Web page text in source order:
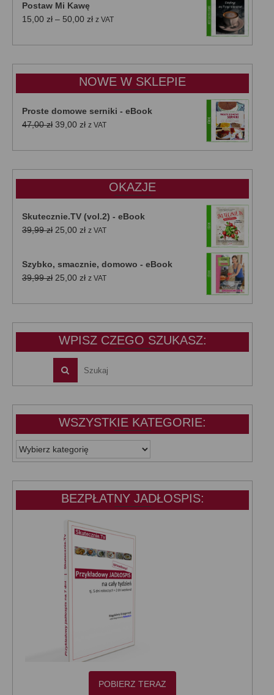
Postaw Mi Kawę
15,00 zł – 50,00 złZakres
od
do
50,00 zł
z VAT
NOWE W SKLEPIE
Proste domowe serniki - eBook
47,00zł Pierwotna
wynosiła:
39,00 złAktualna
wynosi:
z VAT
OKAZJE
Skutecznie.TV (vol.2) - eBook
39,99zł Pierwotna
39,99 zł.
25,00 złAktualna
25,00 zł.
z VAT
Szybko, smacznie, domowo - eBook
39,99zł Pierwotna
wynosiła:
25,00 złAktualna
wynosi:
z VAT
WPISZ CZEGO SZUKASZ:
WSZYSTKIE KATEGORIE:
WSZYSTKIE
KATEGORIE:
BEZPŁATNY JADŁOSPIS:
POBIERZ TERAZ